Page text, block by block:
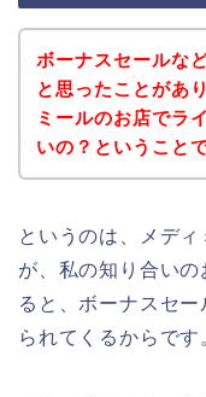
ボーナスセールな
と思ったことがあ
ミールのお店でラ
いの？ということで
というのは、メデ
が、私の知り合い
ると、ボーナスセ
られてくるからです